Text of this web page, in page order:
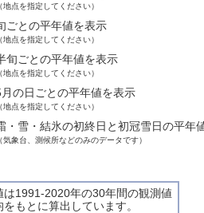
（地点を指定してください）
ごとの平年値を表示
（地点を指定してください）
旬ごとの平年値を表示
（地点を指定してください）
の日ごとの平年値を表示
（地点を指定してください）
・雪・結氷の初終日と初冠雪日の平年
（気象台、測候所などのみのデータです）
は1991-2020年の30年間の観測値
をもとに算出しています。